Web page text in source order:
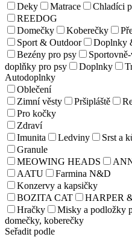
Deky
Matrace Chladíci
REEDOG
Domečky
Koberečky
Sport & Outdoor
Doplnky
Bezény pro psy
doplňky pro psy
Doplnky
Autodoplnky
Oblečení
Zimní věsty
Pršipláště
Pro kočky
Zdraví
Imunita
Ledviny
Srst a
Granule
MEOWING HEADS
AATU
Farmina N&D
Konzervy a kapsičky
BOZITA CAT
HARPER
Hračky
Misky a podložky
domečky, koberečky
Seřadit podle